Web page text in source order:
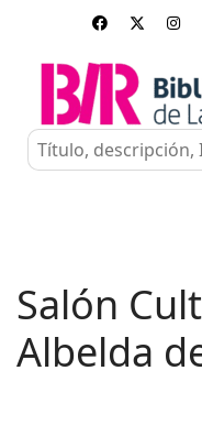
Salón
Albelda